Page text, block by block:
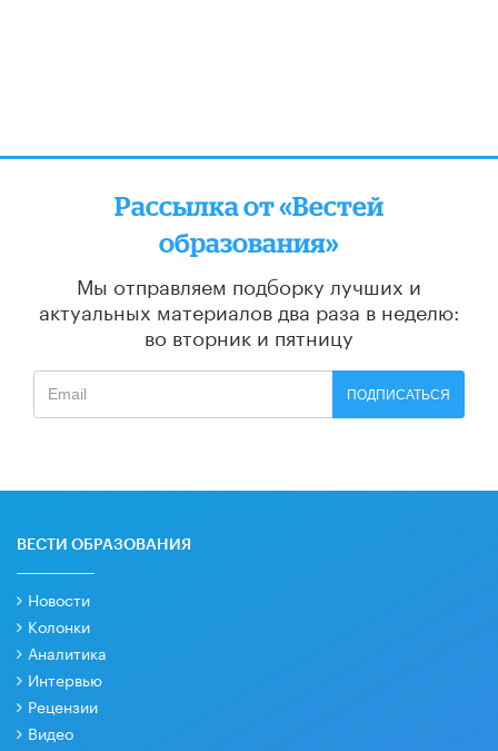
Рассылка от «Вестей
образования»
Мы отправляем подборку лучших и
актуальных материалов два раза в неделю:
во вторник и пятницу
ПОДПИСАТЬСЯ
ВЕСТИ ОБРАЗОВАНИЯ
Новости
Колонки
Аналитика
Интервью
Рецензии
Видео